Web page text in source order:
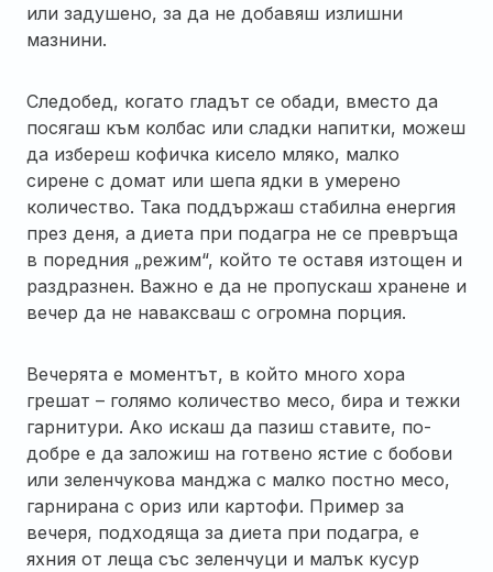
или задушено, за да не добавяш излишни
мазнини.
Следобед, когато гладът се обади, вместо да
посягаш към колбас или сладки напитки, можеш
да избереш кофичка кисело мляко, малко
сирене с домат или шепа ядки в умерено
количество. Така поддържаш стабилна енергия
през деня, а диета при подагра не се превръща
в поредния „режим“, който те оставя изтощен и
раздразнен. Важно е да не пропускаш хранене и
вечер да не наваксваш с огромна порция.
Вечерята е моментът, в който много хора
грешат – голямо количество месо, бира и тежки
гарнитури. Ако искаш да пазиш ставите, по-
добре е да заложиш на готвено ястие с бобови
или зеленчукова манджа с малко постно месо,
гарнирана с ориз или картофи. Пример за
вечеря, подходяща за диета при подагра, е
яхния от леща със зеленчуци и малък кусур